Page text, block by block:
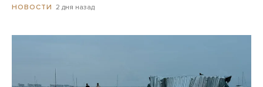
НОВОСТИ 2 дня назад